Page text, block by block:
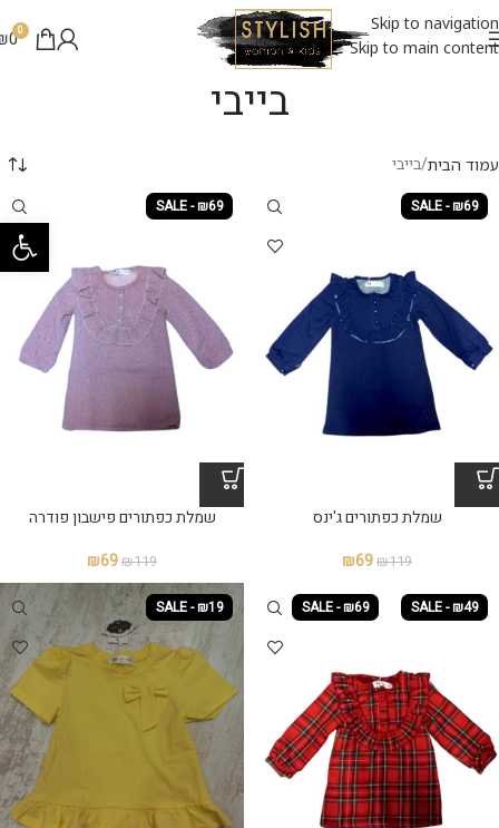
Skip to navigation
Skip to main content
0
0
בייבי
עמוד הבית בייבי
SALE - ₪69
שמלת כפתורים ג'ינס
₪119
₪69
SALE - ₪69
שמלת כפתורים פישבון פודרה
₪119
₪69
SALE - ₪49
SALE - ₪69
SALE - ₪19
פתח